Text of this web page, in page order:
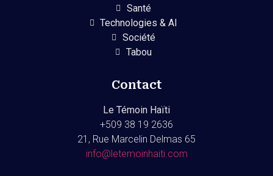
Santé
Technologies & AI
Société
Tabou
Contact
Le Témoin Haïti
+509 38 19 2636
21, Rue Marcelin Delmas 65
info@letemoinhaiti.com